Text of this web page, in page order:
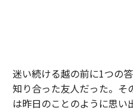
迷い続ける越の前に1つの
知り合った友人だった。そ
は昨日のことのように思い